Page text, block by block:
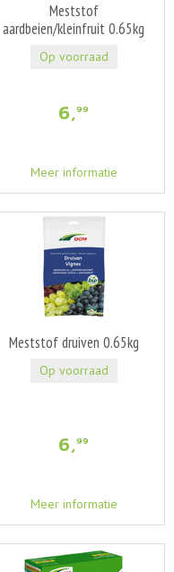
Meststof
aardbeien/kleinfruit 0.65kg
6,99
Meer informatie
Op voorraad
Meststof druiven 0.65kg
6,99
Meer informatie
Op voorraad